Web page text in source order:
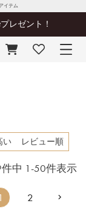
イテム
レゼント！
い レビュー順
件中 1 -50件表示
1 2